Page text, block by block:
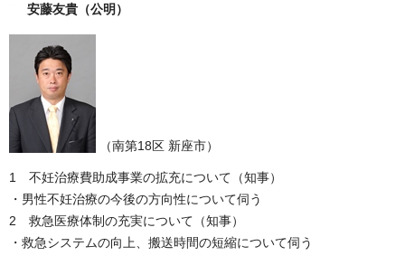
安藤友貴 （公明）
（南第18区 新座市）
1 不妊治療費助成事業の拡充について（知事）
・男性不妊治療の今後の方向性について伺う
2 救急医療体制の充実について（知事）
・救急システムの向上、搬送時間の短縮について伺う